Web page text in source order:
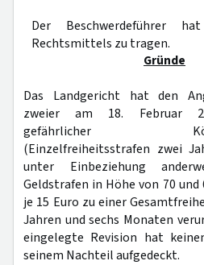
Der Beschwerdeführer
Rechtsmittels zu tragen.
Gründe
Das Landgericht hat den
zweier am 18. Februar
gefährlicher
(Einzelfreiheitsstrafen zwei
unter Einbeziehung
Geldstrafen in Höhe von 70 und
je 15 Euro zu einer
Jahren und sechs Monaten
eingelegte Revision hat
seinem Nachteil aufgedeckt.